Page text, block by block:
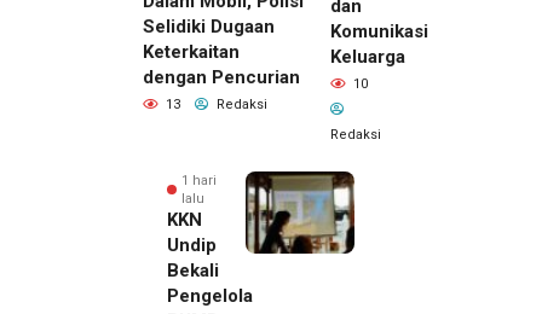
Selidiki Dugaan
Keterkaitan
dengan Pencurian
13 Redaksi
dan
Komunikasi
Keluarga
10
Redaksi
1 hari
lalu
KKN
Undip
Bekali
Pengelola